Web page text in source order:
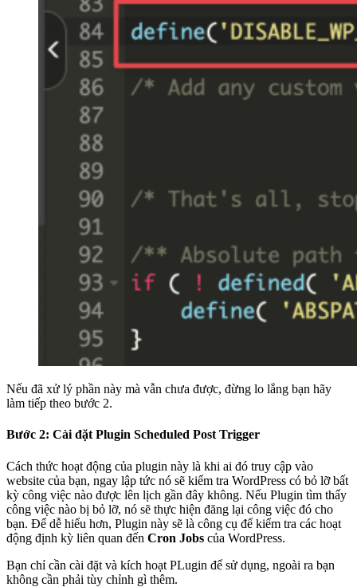
Nếu đã xử lý phần này mà vẫn chưa được, đừng lo lắng bạn hãy
làm tiếp theo bước 2.
Bước 2: Cài đặt Plugin Scheduled Post Trigger
Cách thức hoạt động của plugin này là khi ai đó truy cập vào
website của bạn, ngay lập tức nó sẽ kiểm tra WordPress có bỏ lỡ bất
kỳ công việc nào được lên lịch gần đây không. Nếu Plugin tìm thấy
công việc nào bị bỏ lỡ, nó sẽ thực hiện đăng lại công việc đó cho
bạn. Để dễ hiểu hơn, Plugin này sẽ là công cụ để kiểm tra các hoạt
động định kỳ liên quan đến Cron Jobs của WordPress.
Bạn chỉ cần cài đặt và kích hoạt PLugin để sử dụng, ngoài ra bạn
không cần phải tùy chỉnh gì thêm.